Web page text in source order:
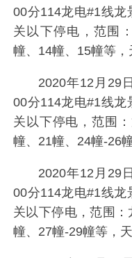
00分114龙电#1线龙
关以下停电，范围
幢、14幢、15幢等，
2020年12月29
00分114龙电#1线龙
关以下停电，范围
幢、21幢、24幢-26
2020年12月29
00分114龙电#1线龙
关以下停电，范围
幢、27幢-29幢等，天